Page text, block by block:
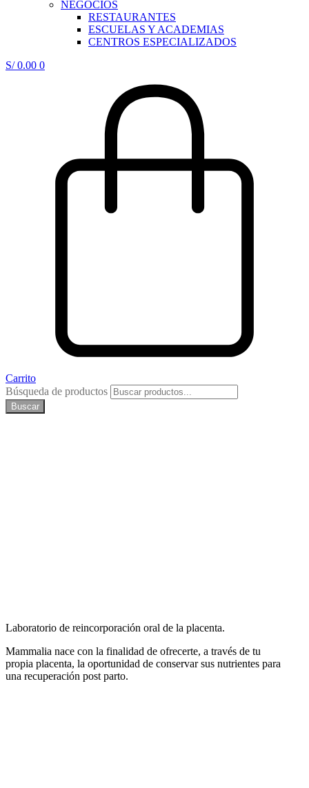
NEGOCIOS
RESTAURANTES
ESCUELAS Y ACADEMIAS
CENTROS ESPECIALIZADOS
S/0.00 0
Carrito
Búsqueda de productos
Buscar
Laboratorio de reincorporación oral de la placenta.
Mammalia nace con la finalidad de ofrecerte, a través de tu
propia placenta, la oportunidad de conservar sus nutrientes para
una recuperación post parto.